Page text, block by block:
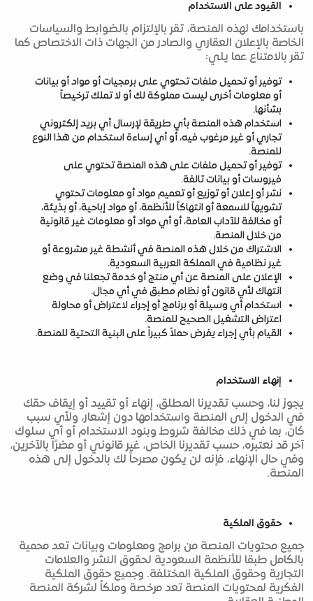
القيود على الاستخدام
باستخدامك لهذه المنصة، تقر بالإلتزام بالضوابط والسياسات
الخاصة بالإعلان العقاري والصادر من الجهات ذات الاختصاص كما
تقر بالامتناع عما يلي:
توفير أو تحميل ملفات تحتوي على برمجيات أو مواد أو بيانات
أو معلومات أخرى ليست مملوكة لك أو لا تملك ترخيصاً
بشأنها.
استخدام هذه المنصة بأي طريقة لإرسال أي بريد إلكتروني
تجاري أو غير مرغوب فيه، أو أي إساءة استخدام من هذا النوع
للمنصة.
توفير أو تحميل ملفات على هذه المنصة تحتوي على
فيروسات أو بيانات تالفة.
نشر أو إعلان أو توزيع أو تعميم مواد أو معلومات تحتوي
تشويهاً للسمعة أو انتهاكاً للأنظمة، أو مواد إباحية، أو بذيئة،
أو مخالفة للآداب العامة، أو أي مواد أو معلومات غير قانونية
من خلال المنصة.
الاشتراك من خلال هذه المنصة في أنشطة غير مشروعة أو
غير نظامية في المملكة العربية السعودية.
الإعلان على المنصة عن أي منتج أو خدمة تجعلنا في وضع
انتهاك لأي قانون أو نظام مطبق في أي مجال.
استخدام أي وسيلة أو برنامج أو إجراء لاعتراض أو محاولة
اعتراض التشغيل الصحيح للمنصة.
القيام بأي إجراء يفرض حملاً كبيراً على البنية التحتية للمنصة.
إنهاء الاستخدام
يجوز لنا، وحسب تقديرنا المطلق، إنهاء أو تقييد أو إيقاف حقك
في الدخول إلى المنصة واستخدامها دون إشعار، ولأي سبب
كان، بما في ذلك مخالفة شروط وبنود الاستخدام أو أي سلوك
آخر قد نعتبره، حسب تقديرنا الخاص، غير قانوني أو مضرًا بالآخرين،
وفي حال الإنهاء، فإنه لن يكون مصرحاً لك بالدخول إلى هذه
المنصة.
حقوق الملكية
جميع محتويات المنصة من برامج ومعلومات وبيانات تعد محمية
بالكامل طبقا للأنظمة السعودية لحقوق النشر والعلامات
التجارية وحقوق الملكية المختلفة. وجميع حقوق الملكية
الفكرية لمحتويات المنصة تعد مرخصة وملكاً لشركة المنصة